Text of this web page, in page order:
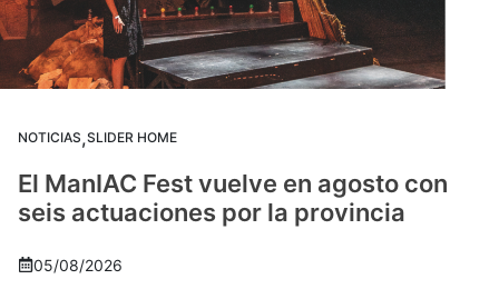
NOTICIAS,SLIDER HOME
El ManIAC Fest vuelve en agosto con
seis actuaciones por la provincia
05/08/2026